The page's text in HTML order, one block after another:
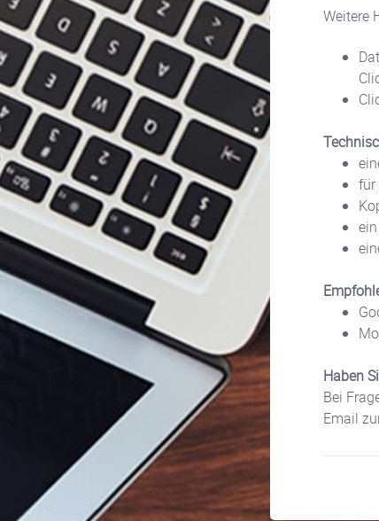
Weitere
für
Haben
Bei
Email